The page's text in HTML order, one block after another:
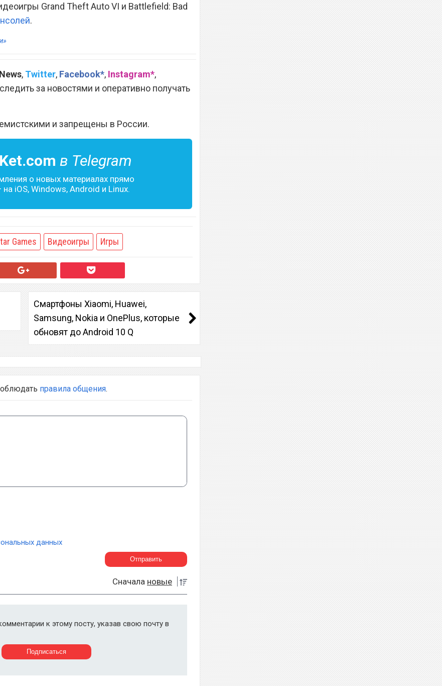
Grand Theft Auto VI и Battlefield: Bad
.
News, Twitter, Facebook*, Instagram*,
за новостями и оперативно получать
и запрещены в России.
в Telegram
о новых материалах прямо
iOS, Windows, Android и Linux.
Games Видеоигры Игры
Смартфоны Xiaomi, Huawei,
Samsung, Nokia и OnePlus, которые
обновят до Android 10 Q
правила общения.
данных
Сначала новые
к этому посту, указав свою почту в